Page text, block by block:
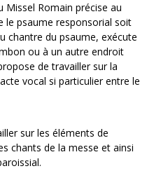
Missel Romain précise au
le psaume responsorial soit
chantre du psaume, exécute
ou à un autre endroit
de travailler sur la
vocal si particulier entre le
sur les éléments de
chants de la messe et ainsi